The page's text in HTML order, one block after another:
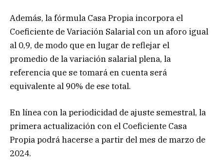
Además, la fórmula Casa Propia incorpora el
Coeficiente de Variación Salarial con un aforo igual
al 0,9, de modo que en lugar de reflejar el
promedio de la variación salarial plena, la
referencia que se tomará en cuenta será
equivalente al 90% de ese total.
En línea con la periodicidad de ajuste semestral, la
primera actualización con el Coeficiente Casa
Propia podrá hacerse a partir del mes de marzo de
2024.